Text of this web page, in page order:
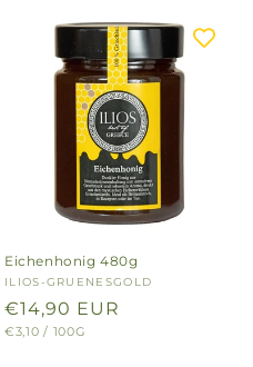
Eichenhonig 480g
Anbieter:
ILIOS-GRUENESGOLD
Normaler
Preis
€14,90 EUR
GRUNDPREIS
€3,10 / PRO
100G